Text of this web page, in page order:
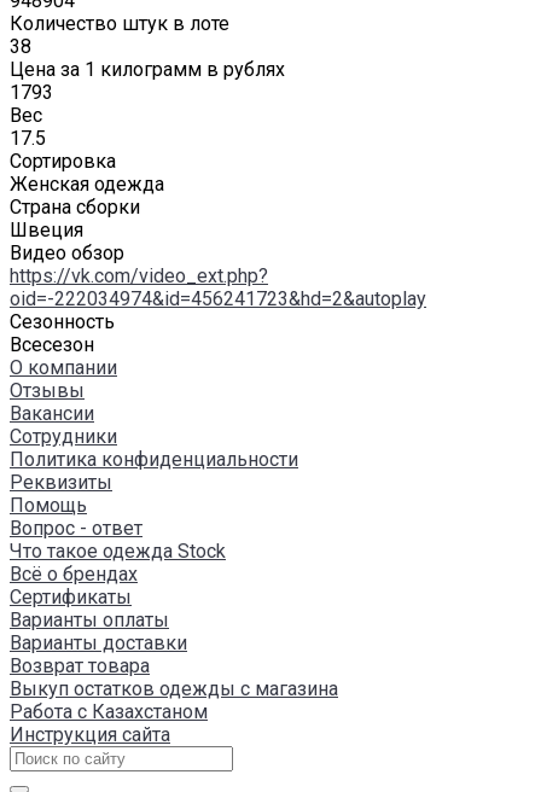
Количество штук в лоте
38
Цена за 1 килограмм в рублях
1793
Вес
17.5
Сортировка
Женская одежда
Страна сборки
Швеция
Видео обзор
https://vk.com/video_ext.php?
oid=-222034974&id=456241723&hd=2&autoplay
Сезонность
Всесезон
О компании
Отзывы
Вакансии
Сотрудники
Политика конфиденциальности
Реквизиты
Помощь
Вопрос - ответ
Что такое одежда Stock
Всё о брендах
Сертификаты
Варианты оплаты
Варианты доставки
Возврат товара
Выкуп остатков одежды с магазина
Работа с Казахстаном
Инструкция сайта